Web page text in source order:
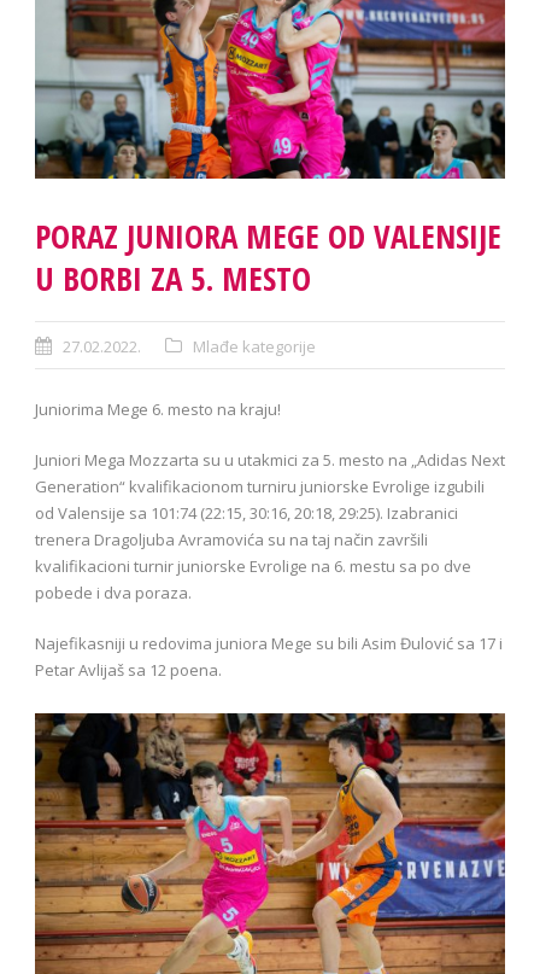
PORAZ JUNIORA MEGE OD VALENSIJE
U BORBI ZA 5. MESTO
27.02.2022. Mlađe kategorije
Juniorima Mege 6. mesto na kraju!
Juniori Mega Mozzarta su u utakmici za 5. mesto na „Adidas Next
Generation“ kvalifikacionom turniru juniorske Evrolige izgubili
od Valensije sa 101:74 (22:15, 30:16, 20:18, 29:25). Izabranici
trenera Dragoljuba Avramovića su na taj način završili
kvalifikacioni turnir juniorske Evrolige na 6. mestu sa po dve
pobede i dva poraza.
Najefikasniji u redovima juniora Mege su bili Asim Đulović sa 17 i
Petar Avlijaš sa 12 poena.